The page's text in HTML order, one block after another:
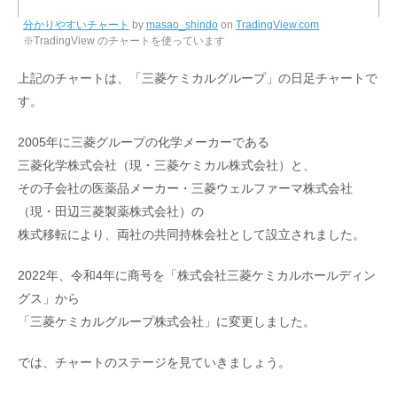
分かりやすいチャート by masao_shindo on TradingView.com
※TradingView のチャートを使っています
上記のチャートは、「三菱ケミカルグループ」の日足チャートで
す。
2005年に三菱グループの化学メーカーである
三菱化学株式会社（現・三菱ケミカル株式会社）と、
その子会社の医薬品メーカー・三菱ウェルファーマ株式会社
（現・田辺三菱製薬株式会社）の
株式移転により、両社の共同持株会社として設立されました。
2022年、令和4年に商号を「株式会社三菱ケミカルホールディン
グス」から
「三菱ケミカルグループ株式会社」に変更しました。
では、チャートのステージを見ていきましょう。